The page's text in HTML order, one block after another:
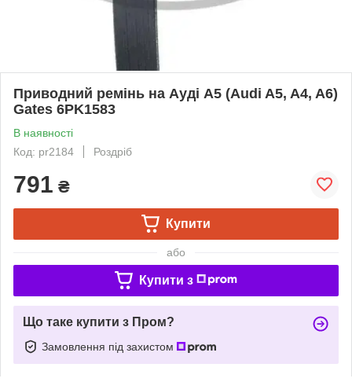
Приводний ремінь на Ауді A5 (Audi A5, A4, A6)
Gates 6PK1583
В наявності
Код: pr2184
Роздріб
791 ₴
Купити
або
Купити з
Що таке купити з Пром?
Замовлення під захистом